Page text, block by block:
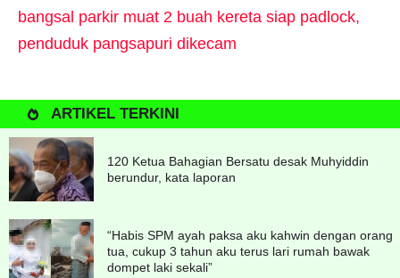
bangsal parkir muat 2 buah kereta siap padlock,
penduduk pangsapuri dikecam
ARTIKEL TERKINI
120 Ketua Bahagian Bersatu desak Muhyiddin
berundur, kata laporan
“Habis SPM ayah paksa aku kahwin dengan orang
tua, cukup 3 tahun aku terus lari rumah bawak
dompet laki sekali”